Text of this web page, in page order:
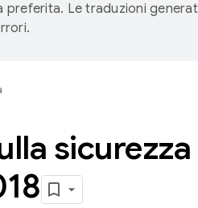
preferita. Le traduzioni